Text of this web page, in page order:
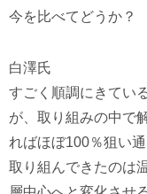
今を比べてどうか？
白澤氏
すごく順調にきてい
が、取り組みの中で
ればほぼ100％狙い
取り組んできたのは